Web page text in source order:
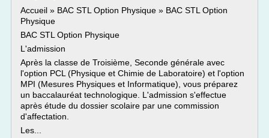
Accueil » BAC STL Option Physique » BAC STL Option
Physique
BAC STL Option Physique
L'admission
Après la classe de Troisième, Seconde générale avec
l'option PCL (Physique et Chimie de Laboratoire) et l'option
MPI (Mesures Physiques et Informatique), vous préparez
un baccalauréat technologique. L'admission s'effectue
après étude du dossier scolaire par une commission
d'affectation.
Les...